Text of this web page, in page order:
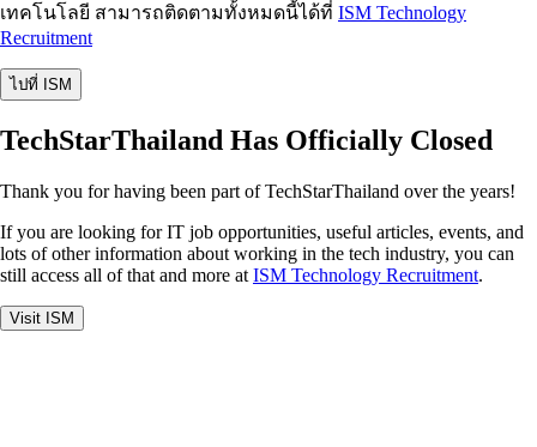
เทคโนโลยี สามารถติดตามทั้งหมดนี้ได้ที่ ISM Technology
Recruitment
ไปที่ ISM
TechStarThailand Has Officially Closed
Thank you for having been part of TechStarThailand over the years!
If you are looking for IT job opportunities, useful articles, events, and
lots of other information about working in the tech industry, you can
still access all of that and more at ISM Technology Recruitment.
Visit ISM